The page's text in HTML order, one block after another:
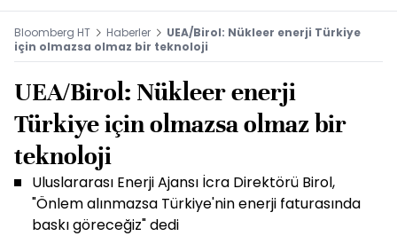
Bloomberg HT Haberler
UEA/Birol: Nükleer enerji Türkiye
için olmazsa olmaz bir teknoloji
UEA/Birol: Nükleer enerji
Türkiye için olmazsa olmaz bir
teknoloji
Uluslararası Enerji Ajansı İcra Direktörü Birol,
"Önlem alınmazsa Türkiye'nin enerji faturasında
baskı göreceğiz" dedi